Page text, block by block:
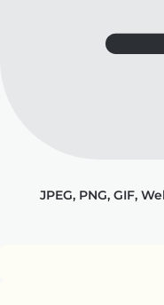
JPEG, PNG, GIF,